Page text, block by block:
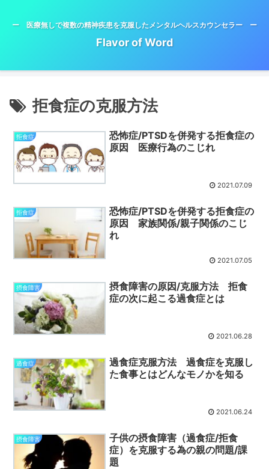
ー 医療無しで複数の精神疾患を克服したメンタルヘルスカウンセラー ー
Flavor of Word
拒食症の克服方法
拒食症
恐怖症/PTSDを併発する拒食症の
原因 医療行為のこじれ
2021.07.09
拒食症
恐怖症/PTSDを併発する拒食症の
原因 家族関係/親子関係のこじ
れ
2021.07.05
摂食障害
摂食障害の原因/克服方法 拒食
症の次に起こる過食症とは
2021.06.28
過食症
過食症克服方法 過食症を克服し
た食事とはどんなモノかを知る
2021.06.24
摂食障害
子供の摂食障害（過食症/拒食
症）を克服する為の親の問題/課
題